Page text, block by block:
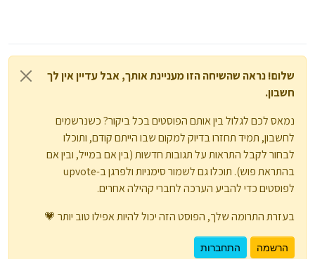
שלום! נראה שהשיחה הזו מעניינת אותך, אבל עדיין אין לך
חשבון.
נמאס לכם לגלול בין אותם הפוסטים בכל ביקור? כשנרשמים
לחשבון, תמיד תחזרו בדיוק למקום שבו הייתם קודם, ותוכלו
לבחור לקבל התראות על תגובות חדשות (בין אם במייל, ובין אם
בהתראת פוש). תוכלו גם לשמור סימניות ולפרגן ב-upvote
לפוסטים כדי להביע הערכה לחברי קהילה אחרים.
בעזרת התרומה שלך, הפוסט הזה יכול להיות אפילו טוב יותר 💗
הרשמה התחברות